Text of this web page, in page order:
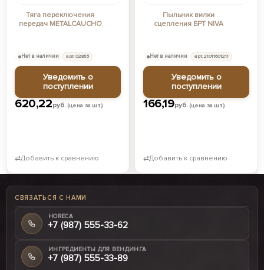
Тяга переключения
передач METALCAUCHO
620,22руб.(цена за шт.)
Нет в наличии арт. 02865
Уведомить о
поступлении
⇄Добавить к сравнению
Пыльник вилки
сцепления БРТ NIVA
166,19руб.(цена за шт.)
Нет в наличии арт. 21011601211
Уведомить о
поступлении
⇄Добавить к сравнению
СВЯЗАТЬСЯ С НАМИ
HORECA
+7 (987) 555-33-62
ИНГРЕДИЕНТЫ ДЛЯ ВЕНДИНГА
+7 (987) 555-33-89